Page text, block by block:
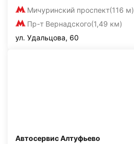
Мичуринский проспект(116 м)
Пр-т Вернадского(1,49 км)
ул. Удальцова, 60
Автосервис Алтуфьево